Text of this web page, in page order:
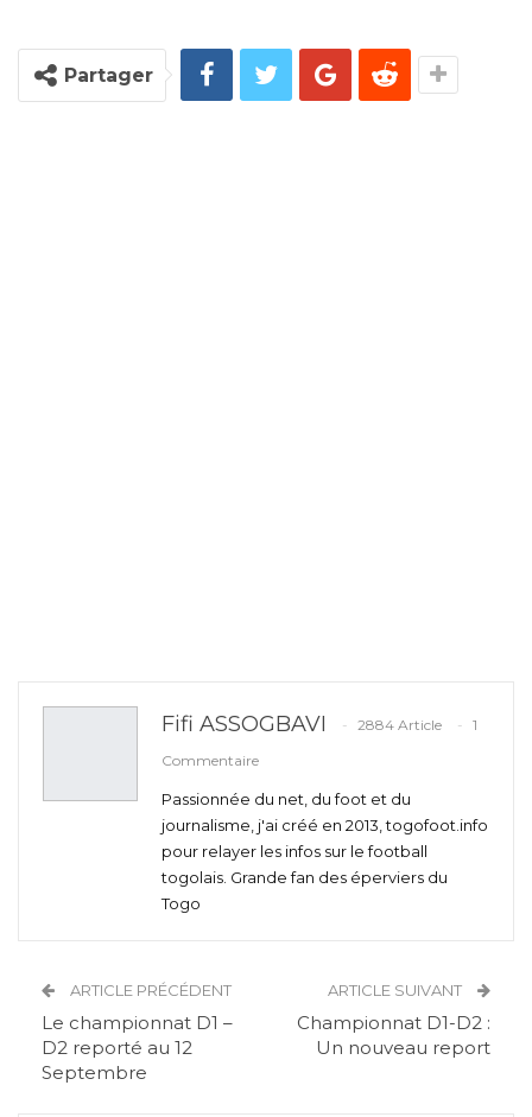
Partager
Fifi ASSOGBAVI 2884 Article
1
Commentaire
Passionnée du net, du foot et du
journalisme, j'ai créé en 2013, togofoot.info
pour relayer les infos sur le football
togolais. Grande fan des éperviers du
Togo
ARTICLE PRÉCÉDENT
Le championnat D1 –
D2 reporté au 12
Septembre
ARTICLE SUIVANT
Championnat D1-D2 :
Un nouveau report